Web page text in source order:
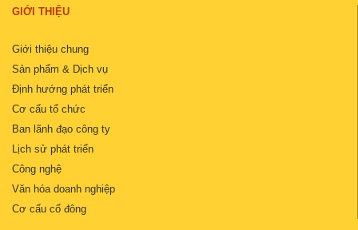
GIỚI THIỆU
Giới thiệu chung
Sản phẩm & Dịch vụ
Định hướng phát triển
Cơ cấu tổ chức
Ban lãnh đạo công ty
Lịch sử phát triển
Công nghệ
Văn hóa doanh nghiệp
Cơ cấu cổ đông